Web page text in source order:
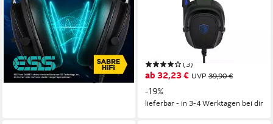
Gaming-Headset
402 kg
Gewicht
(2)
59,95 € UVP89,95 €
-33%
lieferbar - in 4-5 Werktagen bei dir
kabelgebunden Gaming-
kabelgebunden
Verbindung
ohrumschließend, drehbar
(3)
ab 32,23 € UVP 39,90 €
-19%
lieferbar - in 3-4 Werktagen bei dir